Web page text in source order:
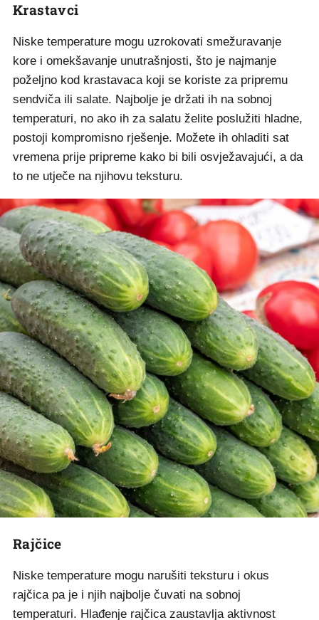
Krastavci
Niske temperature mogu uzrokovati smežuravanje
kore i omekšavanje unutrašnjosti, što je najmanje
poželjno kod krastavaca koji se koriste za pripremu
sendviča ili salate. Najbolje je držati ih na sobnoj
temperaturi, no ako ih za salatu želite poslužiti hladne,
postoji kompromisno rješenje. Možete ih ohladiti sat
vremena prije pripreme kako bi bili osvježavajući, a da
to ne utječe na njihovu teksturu.
Rajčice
Niske temperature mogu narušiti teksturu i okus
rajčica pa je i njih najbolje čuvati na sobnoj
temperaturi. Hlađenje rajčica zaustavlja aktivnost